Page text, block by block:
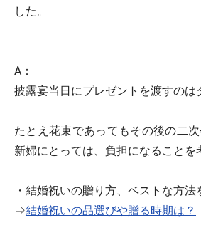
した。
A：
披露宴当日にプレゼントを渡すのは
たとえ花束であってもその後の二
新婦にとっては、負担になることを
・結婚祝いの贈り方、ベストな方法
⇒結婚祝いの品選びや贈る時期は？